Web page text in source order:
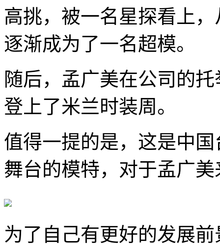
高挑，被一名星探看上
逐渐成为了一名超模。
随后，孟广美在公司的
登上了米兰时装周。
值得一提的是，这是中
舞台的模特，对于孟广
为了自己有更好的发展